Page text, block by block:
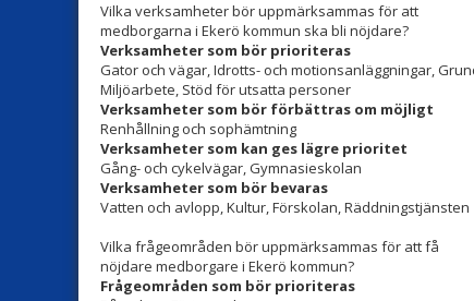
Vilka verksamheter bör uppmärksammas för att
medborgarna i Ekerö kommun ska bli nöjdare?
Verksamheter som bör prioriteras
Gator och vägar, Idrotts- och motionsanläggningar,
Miljöarbete, Stöd för utsatta personer
Verksamheter som bör förbättras om möjligt
Renhållning och sophämtning
Verksamheter som kan ges lägre prioritet
Gång- och cykelvägar, Gymnasieskolan
Verksamheter som bör bevaras
Vatten och avlopp, Kultur, Förskolan, Räddningstjänsten
Vilka frågeområden bör uppmärksammas för att få
nöjdare medborgare i Ekerö kommun?
Frågeområden som bör prioriteras